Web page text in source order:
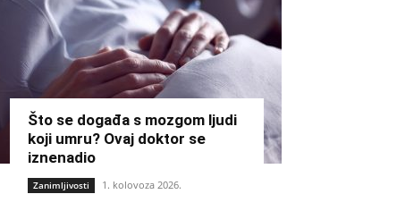
Što se događa s mozgom ljudi
koji umru? Ovaj doktor se
iznenadio
Zanimljivosti 1. kolovoza 2026.